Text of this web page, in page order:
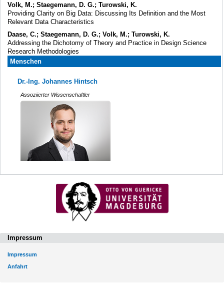
Volk, M.; Staegemann, D. G.; Turowski, K.
Providing Clarity on Big Data: Discussing Its Definition and the Most
Relevant Data Characteristics
Daase, C.; Staegemann, D. G.; Volk, M.; Turowski, K.
Addressing the Dichotomy of Theory and Practice in Design Science
Research Methodologies
Menschen
Dr.-Ing. Johannes Hintsch
Assoziierter Wissenschaftler
Impressum
Impressum
Anfahrt